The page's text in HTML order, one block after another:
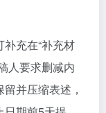
充在“补充材
人要求删减内
并压缩表述，